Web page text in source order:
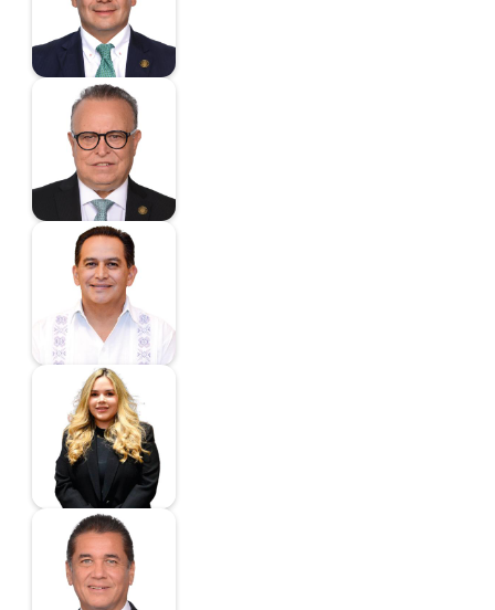
Diputado
Pedroza Jiménez
Héctor
Diputado
Pérez Cuéllar
Alejandro
Diputado
Denisse Guzmán
González
Diputado
Puente Salas Carlos
Alberto
Coordinador